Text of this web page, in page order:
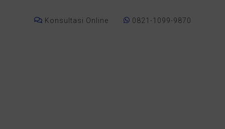
Konsultasi Online 0821-1099-9870